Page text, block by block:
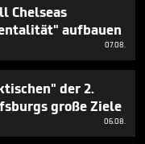
Chelseas
aufbauen
07.08.
der 2.
große Ziele
06.08.